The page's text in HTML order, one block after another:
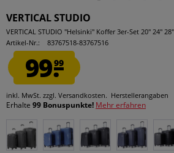
VERTICAL STUDIO
VERTICAL STUDIO "Helsinki" Koffer 3er-Set 20" 24"
Artikel-Nr.:
83767518-83767516
99.99
inkl. MwSt. zzgl. Versandkosten. Herstellerangaben
Erhalte 99 Bonuspunkte! Mehr erfahren